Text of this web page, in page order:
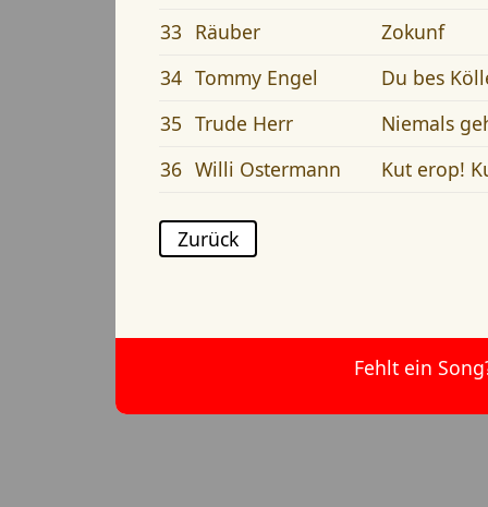
33 Räuber
Zokunf
34 Tommy Engel
Du bes
35 Trude Herr
Niemals
36 Willi Ostermann Kut erop!
Zurück
Fehlt ein